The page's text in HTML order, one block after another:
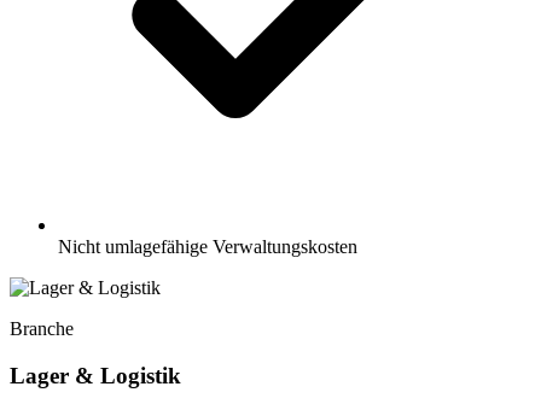
Nicht umlagefähige Verwaltungskosten
Branche
Lager & Logistik